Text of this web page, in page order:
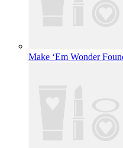
Make ‘Em Wonder